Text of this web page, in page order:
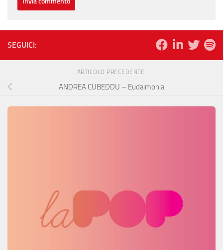
SEGUICI:
ARTICOLO PRECEDENTE
ANDREA CUBEDDU – Eudaimonia